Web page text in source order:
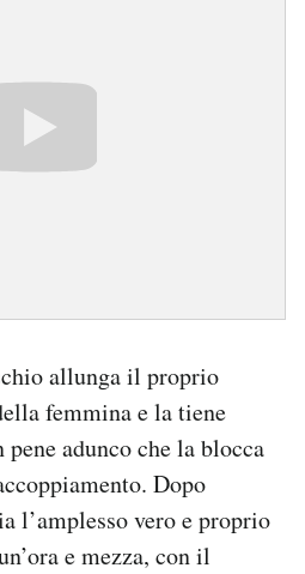
allunga il proprio
femmina e la tiene
adunco che la blocca
Dopo
l’amplesso vero e proprio
e mezza, con il